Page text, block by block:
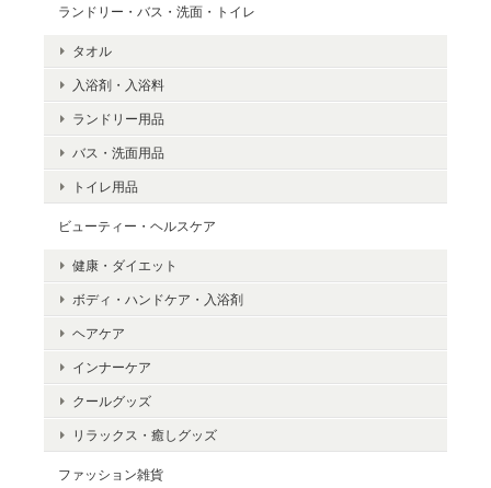
ランドリー・バス・洗面・トイレ
タオル
入浴剤・入浴料
ランドリー用品
バス・洗面用品
トイレ用品
ビューティー・ヘルスケア
健康・ダイエット
ボディ・ハンドケア・入浴剤
ヘアケア
インナーケア
クールグッズ
リラックス・癒しグッズ
ファッション雑貨